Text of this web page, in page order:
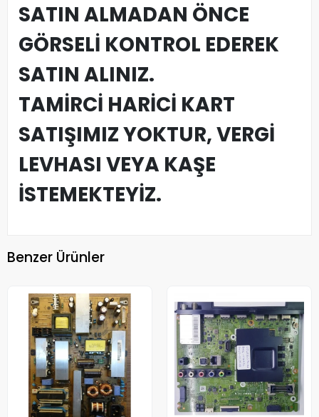
SATIN ALMADAN ÖNCE
GÖRSELİ KONTROL EDEREK
SATIN ALINIZ.
TAMİRCİ HARİCİ KART
SATIŞIMIZ YOKTUR, VERGİ
LEVHASI VEYA KAŞE
İSTEMEKTEYİZ.
Benzer Ürünler